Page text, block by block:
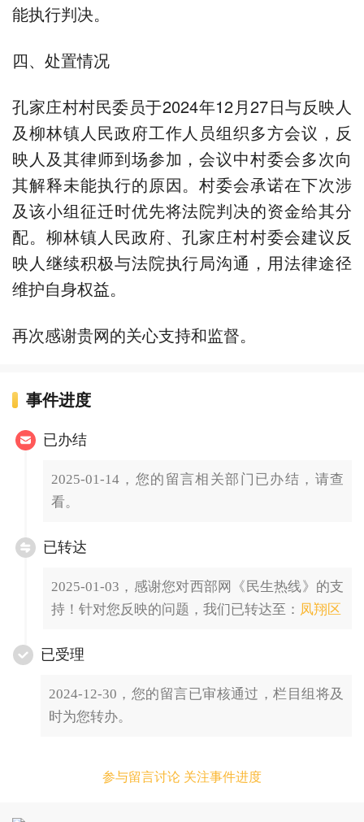
能执行判决。
四、处置情况
孔家庄村村民委员于2024年12月27日与反映人
及柳林镇人民政府工作人员组织多方会议，反
映人及其律师到场参加，会议中村委会多次向
其解释未能执行的原因。村委会承诺在下次涉
及该小组征迁时优先将法院判决的资金给其分
配。柳林镇人民政府、孔家庄村村委会建议反
映人继续积极与法院执行局沟通，用法律途径
维护自身权益。
再次感谢贵网的关心支持和监督。
事件进度
已办结
2025-01-14，您的留言相关部门已办结，请查
看。
已转达
2025-01-03，感谢您对西部网《民生热线》的支
持！针对您反映的问题，我们已转达至： 凤翔区
已受理
2024-12-30，您的留言已审核通过，栏目组将及
时为您转办。
参与留言讨论 关注事件进度